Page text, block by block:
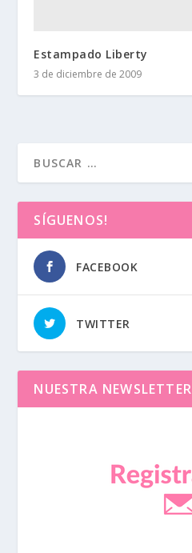
Estampado Liberty
3 de diciembre de 2009
SÍGUENOS!
FACEBOOK
TWITTER
NUESTRA NEWSLETTER